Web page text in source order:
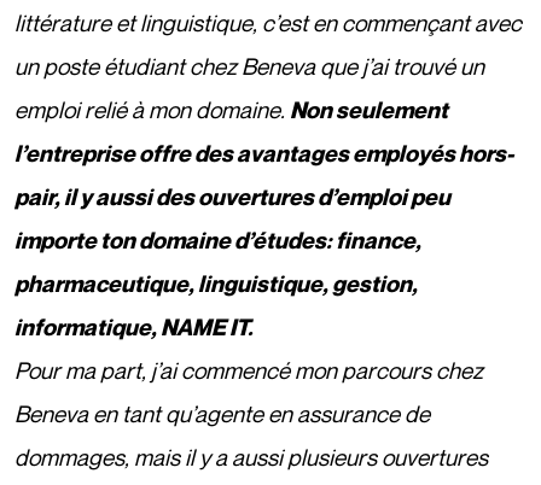
littérature et linguistique, c’est en commençant avec
un poste étudiant chez Beneva que j’ai trouvé un
emploi relié à mon domaine. Non seulement
l’entreprise offre desavantages employés hors-
pair, il y aussi des ouvertures d’emploi peu
importe ton domaine d’études: finance,
pharmaceutique, linguistique, gestion,
informatique, NAME IT.
Pour ma part, j’ai commencé mon parcours chez
Beneva en tant qu’agente en assurance de
dommages, mais il y a aussi plusieurs ouvertures